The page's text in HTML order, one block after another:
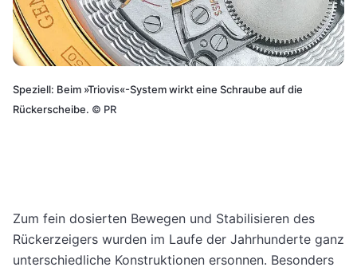
Speziell: Beim »Triovis«-System wirkt eine Schraube auf die
Rückerscheibe. © PR
Zum fein dosierten Bewegen und Stabilisieren des
Rückerzeigers wurden im Laufe der Jahrhunderte ganz
unterschiedliche Konstruktionen ersonnen. Besonders